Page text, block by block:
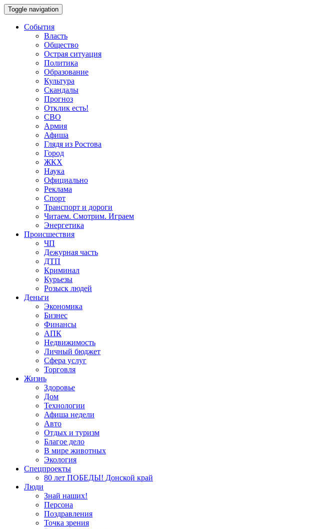
Toggle navigation
События
Власть
Общество
Острая ситуация
Политика
Образование
Культура
Скандалы
Прогноз
Отклик есть!
СВО
Армия
Афиша
Глядя из Ростова
Город
ЖКХ
Наука
Официально
Реклама
Спорт
Транспорт и дороги
Читаем. Смотрим. Играем
Энергетика
Происшествия
ЧП
Дежурная часть
ДТП
Криминал
Курьезы
Розыск людей
Деньги
Экономика
Бизнес
Финансы
АПК
Недвижимость
Личный бюджет
Сфера услуг
Торговля
Жизнь
Здоровье
Дом
Технологии
Афиша недели
Авто
Отдых и туризм
Благое дело
В мире животных
Экология
Спецпроекты
80 лет ПОБЕДЫ! Донской край
Люди
Знай наших!
Персона
Поздравления
Точка зрения